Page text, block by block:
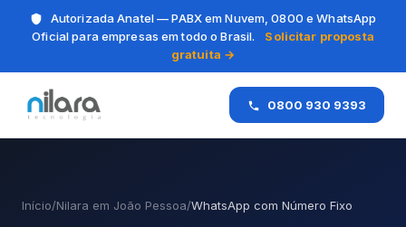
Autorizada Anatel — PABX em Nuvem, 0800 e WhatsApp
Oficial para empresas em todo o Brasil.
Solicitar proposta
gratuita →
0800 930 9393
Início/Nilara em João Pessoa/WhatsApp com Número Fixo